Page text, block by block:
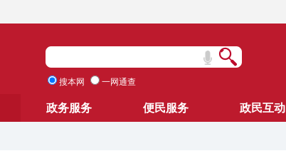
搜本网 一网通查
政务服务 便民服务 政民互动